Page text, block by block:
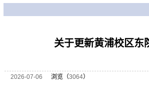
关于更新黄浦校区东
2026-07-06 浏览（3064）